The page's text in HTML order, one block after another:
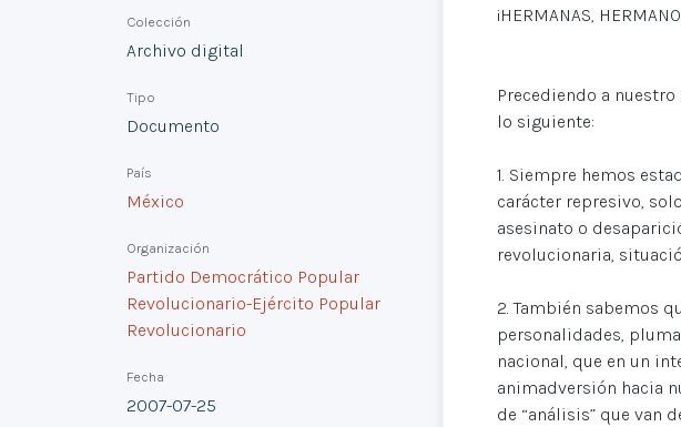
Colección
Archivo digital
Tipo
Documento
País
México
Organización
Partido Democrático Popular
Revolucionario-Ejército Popular
Revolucionario
Fecha
2007-07-25
¡HERMANAS,
Precediendo a
lo siguiente:
1. Siempre hemos
carácter represivo,
asesinato o
revolucionaria,
2. También sabemos
personalidades,
nacional, que en un
animadversión hacia
de “análisis” que van